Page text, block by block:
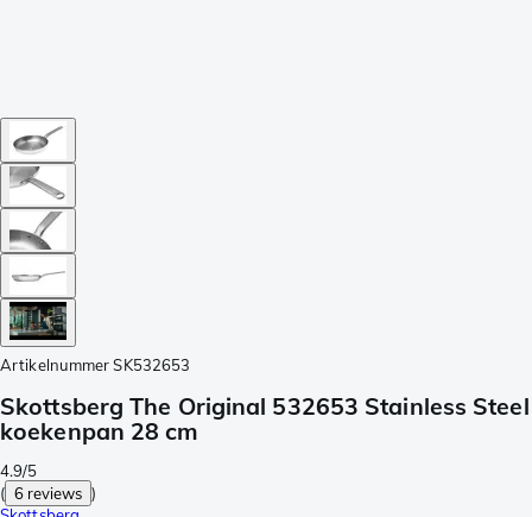
Artikelnummer SK532653
Skottsberg The Original 532653 Stainless Steel
koekenpan 28 cm
4.9/5
( 6 reviews )